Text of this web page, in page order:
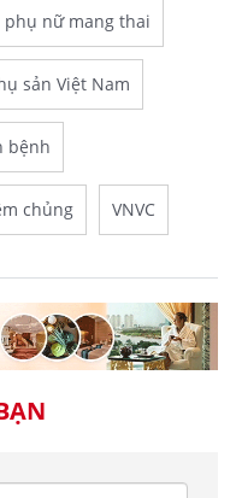
phụ nữ mang thai
sản Việt Nam
bệnh
chủng VNVC